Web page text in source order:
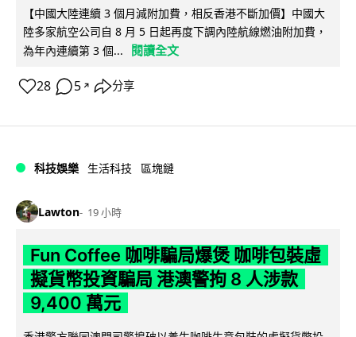
【中國大陸連續 3 個月減附加費，相反香港不斷加價】中國大
陸多家航空公司自 8 月 5 日起再度下調內陸航線燃油附加費，
為年內連續第 3 個...
閱讀全文
28 5 ↗ 分享
科技娛樂 生活科技 區塊鏈
Lawton 19 小時
Fun Coffee 咖啡騙局爆煲 咖啡包裝虛
擬貨幣投資騙局 港澳警拘 8 人涉款
9,400 萬元